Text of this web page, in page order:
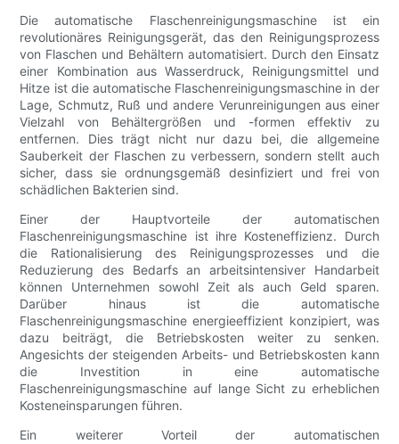
Die automatische Flaschenreinigungsmaschine ist ein
revolutionäres Reinigungsgerät, das den Reinigungsprozess
von Flaschen und Behältern automatisiert. Durch den Einsatz
einer Kombination aus Wasserdruck, Reinigungsmittel und
Hitze ist die automatische Flaschenreinigungsmaschine in der
Lage, Schmutz, Ruß und andere Verunreinigungen aus einer
Vielzahl von Behältergrößen und -formen effektiv zu
entfernen. Dies trägt nicht nur dazu bei, die allgemeine
Sauberkeit der Flaschen zu verbessern, sondern stellt auch
sicher, dass sie ordnungsgemäß desinfiziert und frei von
schädlichen Bakterien sind.
Einer der Hauptvorteile der automatischen
Flaschenreinigungsmaschine ist ihre Kosteneffizienz. Durch
die Rationalisierung des Reinigungsprozesses und die
Reduzierung des Bedarfs an arbeitsintensiver Handarbeit
können Unternehmen sowohl Zeit als auch Geld sparen.
Darüber hinaus ist die automatische
Flaschenreinigungsmaschine energieeffizient konzipiert, was
dazu beiträgt, die Betriebskosten weiter zu senken.
Angesichts der steigenden Arbeits- und Betriebskosten kann
die Investition in eine automatische
Flaschenreinigungsmaschine auf lange Sicht zu erheblichen
Kosteneinsparungen führen.
Ein weiterer Vorteil der automatischen